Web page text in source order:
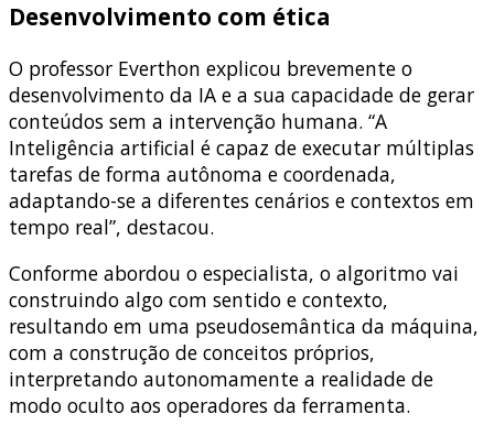
Desenvolvimento com ética
O professor Everthon explicou brevemente o
desenvolvimento da IA e a sua capacidade de gerar
conteúdos sem a intervenção humana. “A
Inteligência artificial é capaz de executar múltiplas
tarefas de forma autônoma e coordenada,
adaptando-se a diferentes cenários e contextos em
tempo real”, destacou.
Conforme abordou o especialista, o algoritmo vai
construindo algo com sentido e contexto,
resultando em uma pseudosemântica da máquina,
com a construção de conceitos próprios,
interpretando autonomamente a realidade de
modo oculto aos operadores da ferramenta.